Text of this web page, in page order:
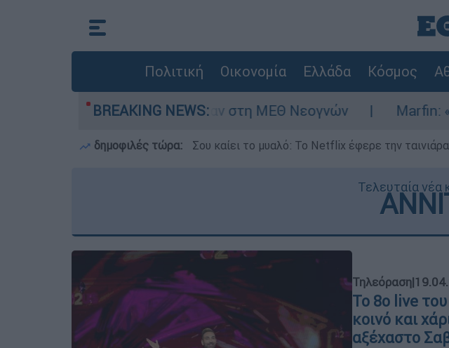
Πολιτική Οικονομία Ελλάδα Κόσμος
BREAKING NEWS:
- Νοσηλευόταν στη ΜΕΘ Νεογνών Marfin: «Δεν έχω καμία
δημοφιλές τώρα: Σου καίει το μυαλό: Το Netflix έφερε την
Τελευταία νέα
Τηλεόραση|
Το 8ο live
κοινό και
αξέχαστο